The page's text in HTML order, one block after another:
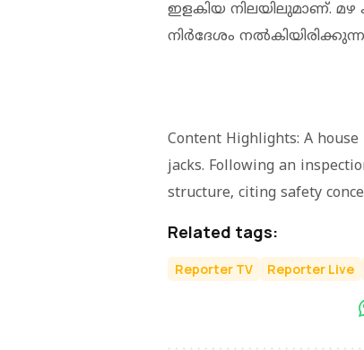
ഇളകിയ നിലയിലുമാണ്.
നിര്‍ദേശം
Content Highlights: A
jacks. Following an
structure, citing safety
Related tags:
Reporter TV Reporter Live